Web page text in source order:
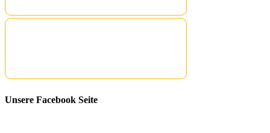
Unsere Facebook Seite